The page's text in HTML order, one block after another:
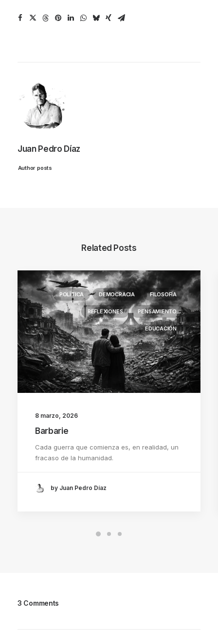
Juan Pedro Díaz
Author posts
Related Posts
POLÍTICA DEMOCRACIA FILOSOFÍA
REFLEXIONES PENSAMIENTO
EDUCACIÓN
8 marzo, 2026
Barbarie
Cada guerra que comienza es, en realidad, un
fracaso de la humanidad.
by Juan Pedro Díaz
3 Comments